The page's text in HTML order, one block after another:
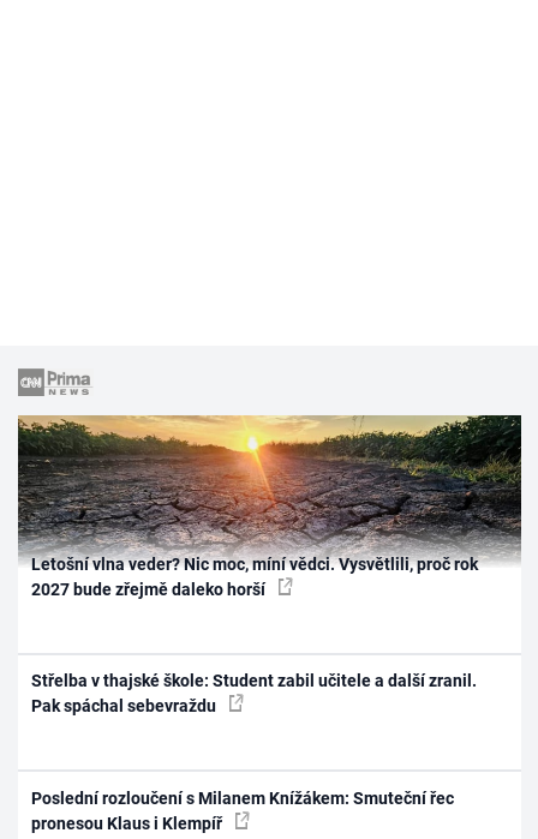
Letošní vlna veder? Nic moc, míní vědci. Vysvětlili, proč rok
2027 bude zřejmě daleko horší
Střelba v thajské škole: Student zabil učitele a další zranil.
Pak spáchal sebevraždu
Poslední rozloučení s Milanem Knížákem: Smuteční řec
pronesou Klaus i Klempíř